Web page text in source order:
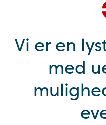
Vi er en
med